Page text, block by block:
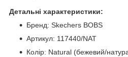
Детальні характеристики:
Бренд: Skechers BOBS
Артикул: 117440/NAT
Колір: Natural (бежевий/